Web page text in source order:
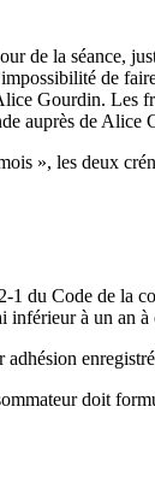
de la séance,
de
Gourdin. Les
auprès de
», les deux
1 du Code de la
inférieur à un an
adhésion
doit